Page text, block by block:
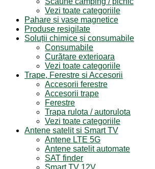
Vezi toate categoriile
Pahare și vase magnetice
Produse resigilate
Soluții chimice și consumabile
Consumabile
Curățare exterioara
Vezi toate categoriile
Trape, Ferestre si Accesorii
Accesorii ferestre
Accesorii trape
Ferestre
Trapa rulota / autorulota
Vezi toate categoriile
Antene satelit si Smart TV
Antene LTE 5G
Antene satelit automate
SAT finder
Smart TV 12V